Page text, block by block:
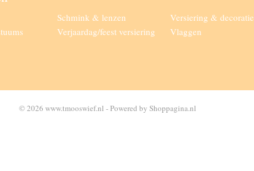
Schmink & lenzen
Verjaardag/feest versiering
Versiering & decoratie
Vlaggen
© 2026 www.tmooswief.nl - Powered by Shoppagina.nl